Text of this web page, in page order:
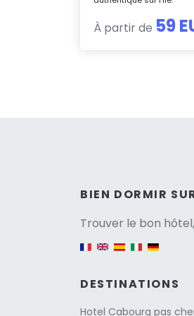
À partir de 59
BIEN DORMIR
Trouver le bon
DESTINATIONS
Hotel Cabourg pas